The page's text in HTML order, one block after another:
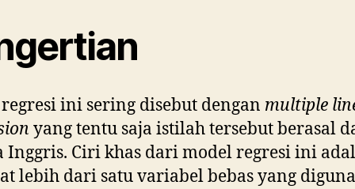
ini sering disebut dengan multiple
yang tentu saja istilah tersebut berasal
Inggris. Ciri khas dari model regresi ini
lebih dari satu variabel bebas yang